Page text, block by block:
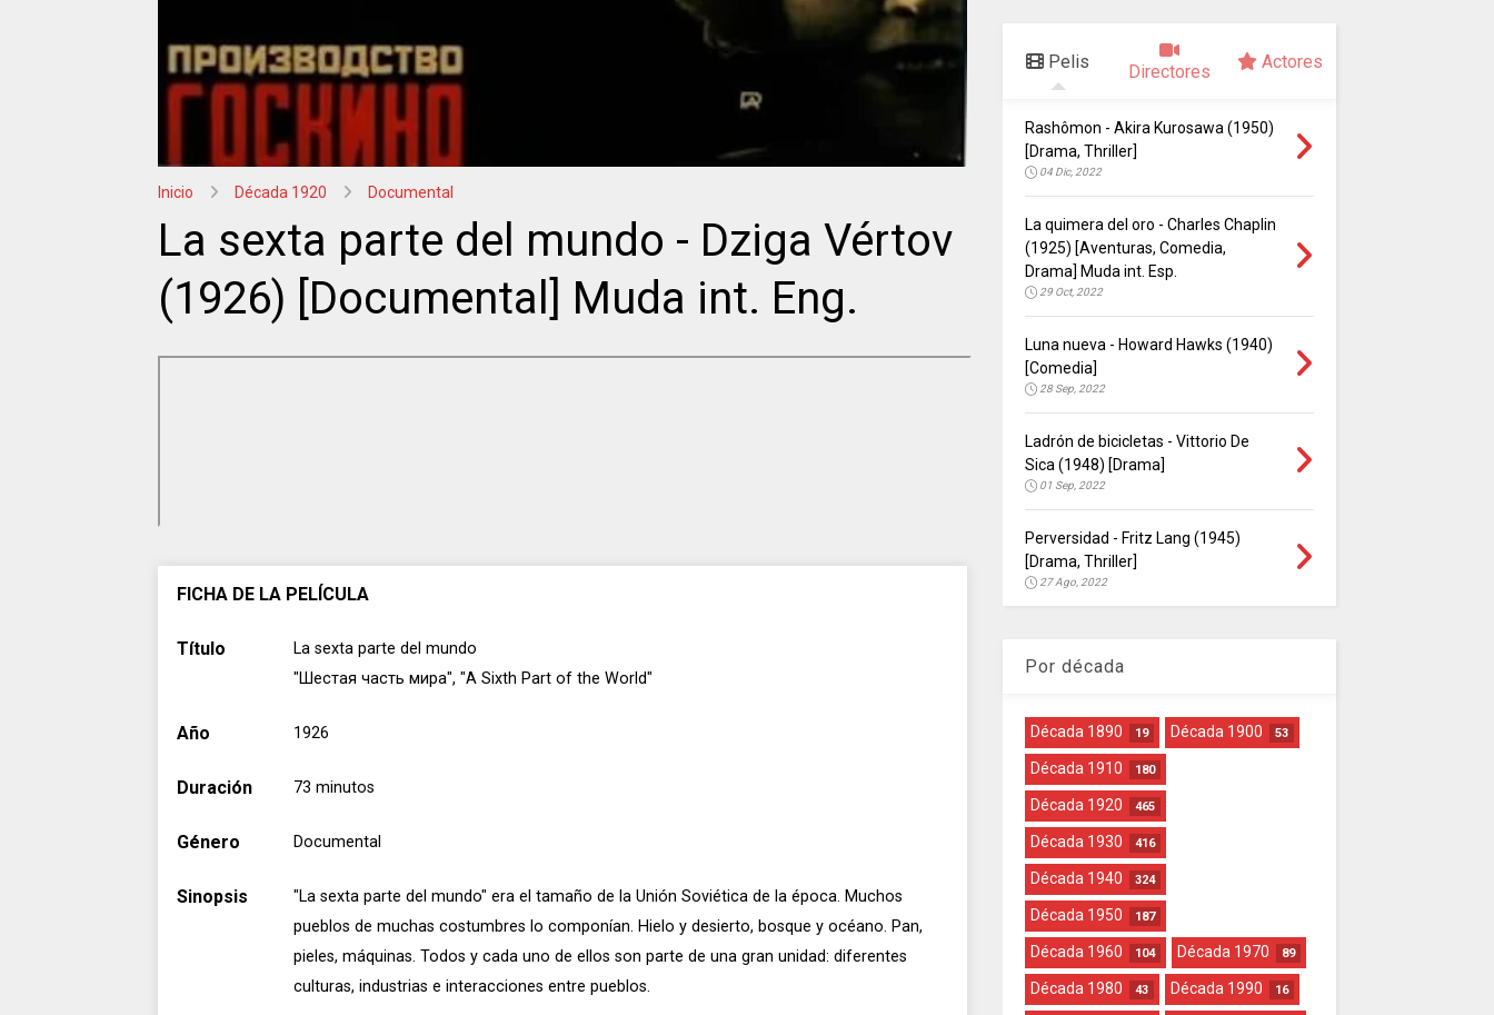
Inicio Década 1920 Documental
La sexta parte del mundo - Dziga Vértov
(1926) [Documental] Muda int. Eng.
FICHA DE LA PELÍCULA
Título
La sexta parte del mundo
"Шестая часть мира", "A Sixth Part of the World"
Año 1926
Duración 73 minutos
Género Documental
Sinopsis
"La sexta parte del mundo" era el tamaño de la Unión Soviética de la época. Muchos
pueblos de muchas costumbres lo componían. Hielo y desierto, bosque y océano. Pan,
pieles, máquinas. Todos y cada uno de ellos son parte de una gran unidad: diferentes
culturas, industrias e interacciones entre pueblos.
Pelis Directores Actores
Rashômon - Akira Kurosawa (1950)
[Drama, Thriller]
04 Dic, 2022
La quimera del oro - Charles Chaplin
(1925) [Aventuras, Comedia,
Drama] Muda int. Esp.
29 Oct, 2022
Luna nueva - Howard Hawks (1940)
[Comedia]
28 Sep, 2022
Ladrón de bicicletas - Vittorio De
Sica (1948) [Drama]
01 Sep, 2022
Perversidad - Fritz Lang (1945)
[Drama, Thriller]
27 Ago, 2022
Por década
Década 1890 19 Década 1900 53
Década 1910 180
Década 1920 465
Década 1930 416
Década 1940 324
Década 1950 187
Década 1960 104 Década 1970 89
Década 1980 43 Década 1990 16